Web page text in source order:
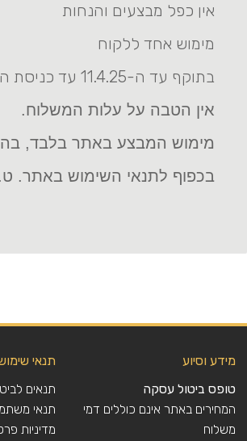
אין כפל מבצעים והנחות
מימוש אחד ללקוח
בתוקף עד ה-11.4.25 עד כניסת החג
אין הטבה על עלות המשלוח.
מימוש המבצע באתר בלבד,
בכפוף לתנאי השימוש באתר.
מידע וסיוע
טופס ביטול עסקה
המחירים באתר אינם כוללים דמי
משלוח
תנאי
תנאים
תנאי
מדיניות